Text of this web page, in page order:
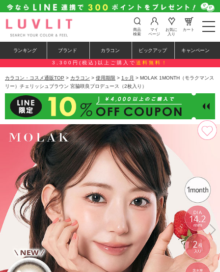
t
o
e
n
a
a
i
o
n
商品
検索
マイ
ページ
お気に
入り
カート
ランキング ブランド カラコン ピックアップ キャンペーン
3,300円(税込)以上ご購入で 送料無料！
カラコン・コスメ通販TOP > カラコン > 使用期限 > 1ヶ月 > MOLAK 1MONTH（モラクマンス
リー）チェリッシュブラウン 宮脇咲良プロデュース（2枚入り）